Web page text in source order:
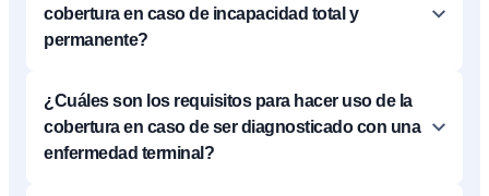
cobertura en caso de incapacidad total y
permanente?
¿Cuáles son los requisitos para hacer uso de la
cobertura en caso de ser diagnosticado con una
enfermedad terminal?